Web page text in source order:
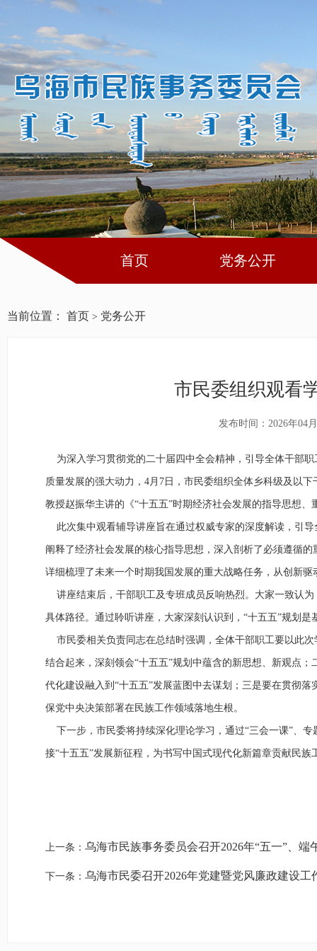
首页 党务公开
当前位置： 首页 > 党务公开
市民委组织观看
发布时间：2026年04
为深入学习贯彻党的二十届四中全会精神，引导全体干部
质量发展的强大动力，4月7日，市民委组织全体乡科级及以
教授赵振华主讲的《“十五五”时期经济社会发展的指导思想
此次集中观看辅导讲座旨在通过权威专家的深度解读，引
阐释了经济社会发展的核心指导思想，深入剖析了必须遵循
详细梳理了未来一个时期我国发展的重大战略任务，从创新
讲座结束后，干部职工及专班成员反响热烈。大家一致认为
具体路径。通过聆听讲座，大家深刻认识到，“十五五”规划
市民委相关负责同志在总结时强调，全体干部职工要以此
结合起来，深刻领会“十五五”规划中蕴含的新思想、新观点
代化建设融入到“十五五”发展蓝图中去谋划；三是要在贯彻
保党中央决策部署在民族工作领域落地生根。
下一步，市民委将持续深化理论学习，通过“三会一课”、
接“十五五”发展新征程，为书写中国式现代化新篇章贡献民族
上一条： 乌海市民族事务委员会召开2026年“五一”、端
下一条： 乌海市民委召开2026年党建暨党风廉政建设工